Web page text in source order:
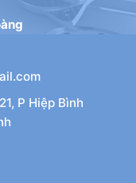
P Hiệp Bình